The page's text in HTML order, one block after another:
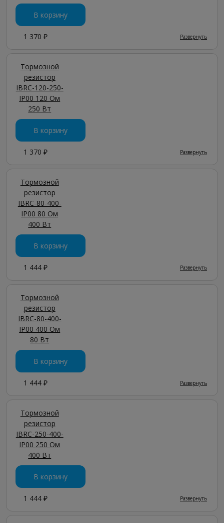
В корзину
1 370 ₽ Развернуть
Тормозной
резистор
IBRC-120-250-
IP00 120 Ом
250 Вт
В корзину
1 370 ₽ Развернуть
Тормозной
резистор
IBRC-80-400-
IP00 80 Ом
400 Вт
В корзину
1 444 ₽ Развернуть
Тормозной
резистор
IBRC-80-400-
IP00 400 Ом
80 Вт
В корзину
1 444 ₽ Развернуть
Тормозной
резистор
IBRC-250-400-
IP00 250 Ом
400 Вт
В корзину
1 444 ₽ Развернуть